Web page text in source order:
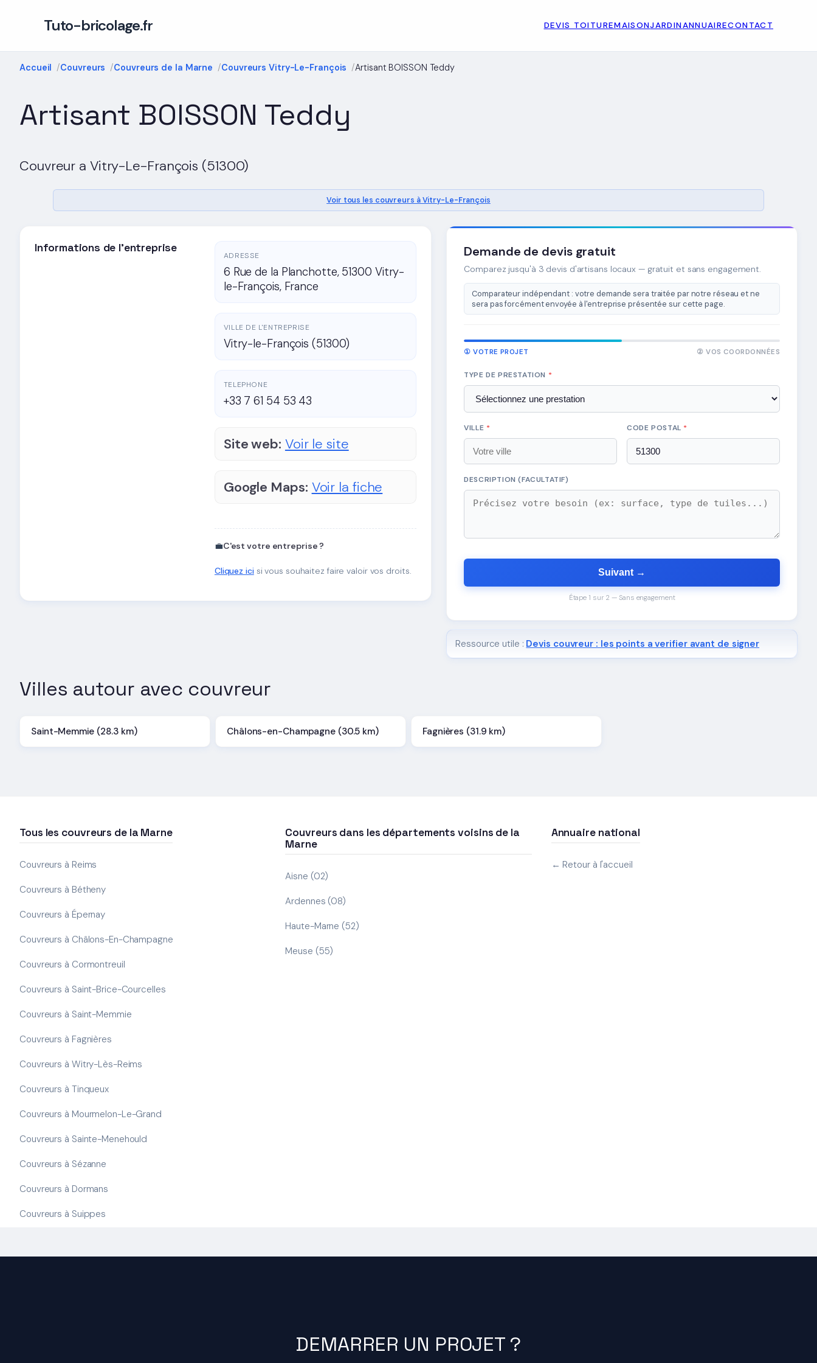
Tuto-bricolage.fr DEVIS TOITUREMAISONJARDINANNUAIRECONTACT
Accueil Couvreurs Couvreurs de la Marne Couvreurs Vitry-Le-François Artisant BOISSON Teddy
Artisant BOISSON Teddy
Couvreur a Vitry-Le-François (51300)
Voir tous les couvreurs à Vitry-Le-François
Informations de l'entreprise
ADRESSE
6 Rue de la Planchotte, 51300 Vitry-
le-François, France
VILLE DE L'ENTREPRISE
Vitry-le-François (51300)
TELEPHONE
+33 7 61 54 53 43
Site web: Voir le site
Google Maps: Voir la fiche
💼C'est votre entreprise ?
Cliquez icisi vous souhaitez faire valoir vos droits.
Demande de devis gratuit
Comparez jusqu'à 3 devis d'artisans locaux — gratuit et sans engagement.
Comparateur indépendant : votre demande sera traitée par notre réseau et ne
sera pas forcément envoyée à l'entreprise présentée sur cette page.
① VOTRE PROJET ② VOS COORDONNÉES
TYPE DE PRESTATION *
VILLE * CODE POSTAL *
DESCRIPTION (FACULTATIF)
Suivant →
Étape 1 sur 2 — Sans engagement
Ressource utile : Devis couvreur : les points a verifier avant de signer
Villes autour avec couvreur
Saint-Memmie (28.3 km) Châlons-en-Champagne (30.5 km) Fagnières (31.9 km)
Tous les couvreurs de la Marne
Couvreurs à Reims
Couvreurs à Bétheny
Couvreurs à Épernay
Couvreurs à Châlons-En-Champagne
Couvreurs à Cormontreuil
Couvreurs à Saint-Brice-Courcelles
Couvreurs à Saint-Memmie
Couvreurs à Fagnières
Couvreurs à Witry-Lès-Reims
Couvreurs à Tinqueux
Couvreurs à Mourmelon-Le-Grand
Couvreurs à Sainte-Menehould
Couvreurs à Sézanne
Couvreurs à Dormans
Couvreurs à Suippes
Couvreurs dans les départements voisins de la
Marne
Aisne (02)
Ardennes (08)
Haute-Marne (52)
Meuse (55)
Annuaire national
← Retour à l'accueil
DEMARRER UN PROJET ?